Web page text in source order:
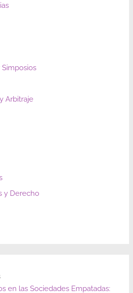
Simposios
Arbitraje
y Derecho
en las Sociedades Empatadas: